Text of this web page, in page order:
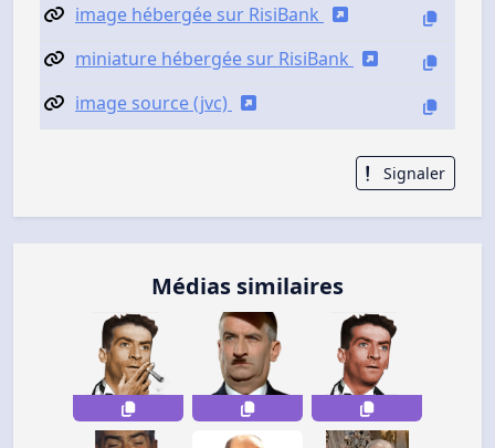
image hébergée sur RisiBank
miniature hébergée sur RisiBank
image source (jvc)
Signaler
Médias similaires